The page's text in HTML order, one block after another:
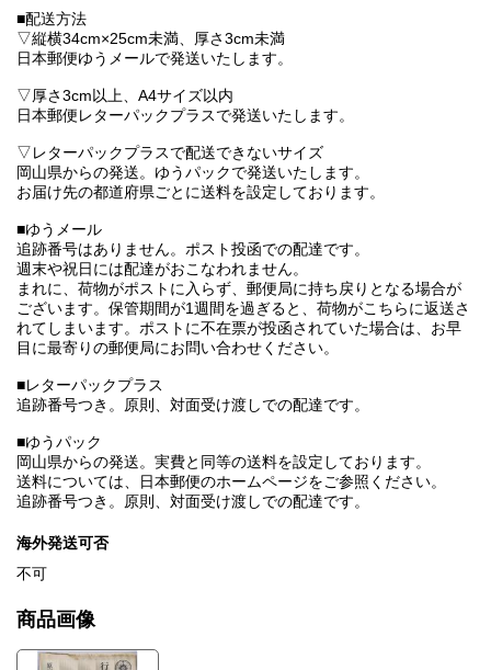
■配送方法
▽縦横34cm×25cm未満、厚さ3cm未満
日本郵便ゆうメールで発送いたします。
▽厚さ3cm以上、A4サイズ以内
日本郵便レターパックプラスで発送いたします。
▽レターパックプラスで配送できないサイズ
岡山県からの発送。ゆうパックで発送いたします。
お届け先の都道府県ごとに送料を設定しております。
■ゆうメール
追跡番号はありません。ポスト投函での配達です。
週末や祝日には配達がおこなわれません。
まれに、荷物がポストに入らず、郵便局に持ち戻りとなる場合が
ございます。保管期間が1週間を過ぎると、荷物がこちらに返送さ
れてしまいます。ポストに不在票が投函されていた場合は、お早
目に最寄りの郵便局にお問い合わせください。
■レターパックプラス
追跡番号つき。原則、対面受け渡しでの配達です。
■ゆうパック
岡山県からの発送。実費と同等の送料を設定しております。
送料については、日本郵便のホームページをご参照ください。
追跡番号つき。原則、対面受け渡しでの配達です。
海外発送可否
不可
商品画像